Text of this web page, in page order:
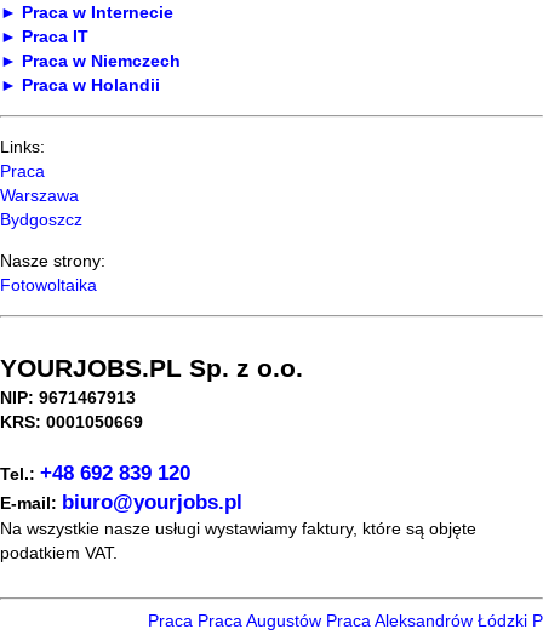
► Praca w Internecie
► Praca IT
► Praca w Niemczech
► Praca w Holandii
Links:
Praca
Warszawa
Bydgoszcz
Nasze strony:
Fotowoltaika
YOURJOBS.PL Sp. z o.o.
NIP: 9671467913
KRS: 0001050669
Tel.: +48 692 839 120
E-mail: biuro@yourjobs.pl
Na wszystkie nasze usługi wystawiamy faktury, które są objęte
podatkiem VAT.
Praca Praca Augustów Praca Aleksandrów Łódzki